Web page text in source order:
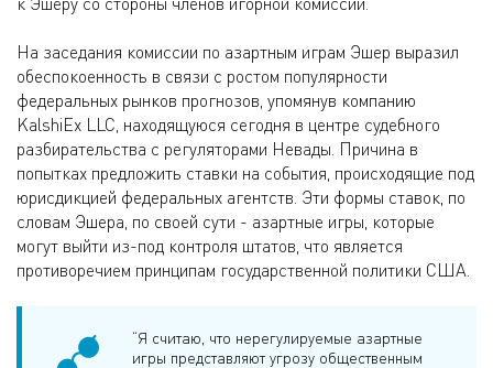
На заседания комиссии по азартным играм Эшер выразил
обеспокоенность в связи с ростом популярности
федеральных рынков прогнозов, упомянув компанию
KalshiEx LLC, находящуюся сегодня в центре судебного
разбирательства с регуляторами Невады. Причина в
попытках предложить ставки на события, происходящие под
юрисдикцией федеральных агентств. Эти формы ставок, по
словам Эшера, по своей сути - азартные игры, которые
могут выйти из-под контроля штатов, что является
противоречием принципам государственной политики США.
“Я считаю, что нерегулируемые азартные
игры представляют угрозу общественным